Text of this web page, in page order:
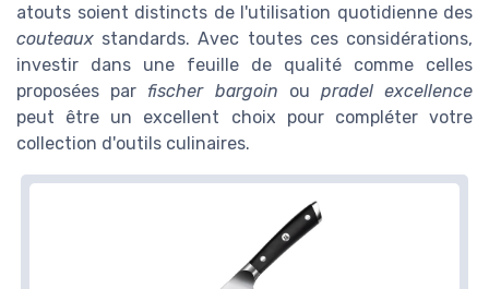
atouts soient distincts de l'utilisation quotidienne des
couteaux standards. Avec toutes ces considérations,
investir dans une feuille de qualité comme celles
proposées par fischer bargoin ou pradel excellence
peut être un excellent choix pour compléter votre
collection d'outils culinaires.